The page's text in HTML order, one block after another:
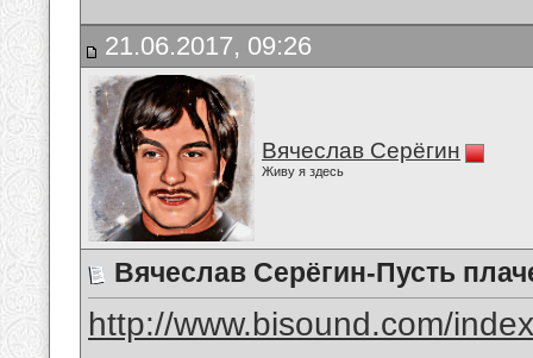
21.06.2017, 09:26
Вячеслав Серёгин
Живу я здесь
Вячеслав Серёгин-Пусть
http://www.bisound.com/